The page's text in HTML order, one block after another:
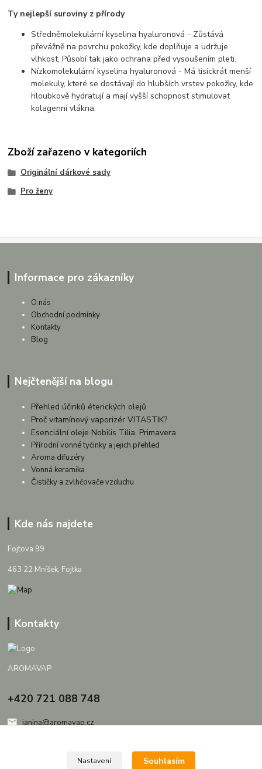
Ty nejlepší suroviny z přírody
Středněmolekulární kyselina hyaluronová - Zůstává
převážně na povrchu pokožky, kde doplňuje a udržuje
vlhkost. Působí tak jako ochrana před vysoušením pleti.
Nízkomolekulární kyselina hyaluronová - Má tisíckrát menší
molekuly, které se dostávají do hlubších vrstev pokožky, kde
hloubkově hydratují a mají vyšší schopnost stimulovat
kolagenní vlákna.
Zboží zařazeno v kategoriích
Originální dárkové sady
Pro ženy
Informace pro zákazníky
O nás
Obchodní podmínky
Kontakty
Blog
Nejčtenější na blogu
Přehled účinků éterických olejů
Proč vitamínový vaporizér VITASTIK?
Esenciální oleje Nobilis Tilia, Primavera
Přírodní vonné tyčinky a jejich přehled
Aroma difuzéry
Vonná keramika
Čističky a zvlhčovače vzduchu
Kde nás najdete
Fojtova 99
463 22 Mníšek, Fojtka
Kontakty
AROMAVAP
+420 721 088 748
janina@aromavap.cz
Nastavení Souhlasím